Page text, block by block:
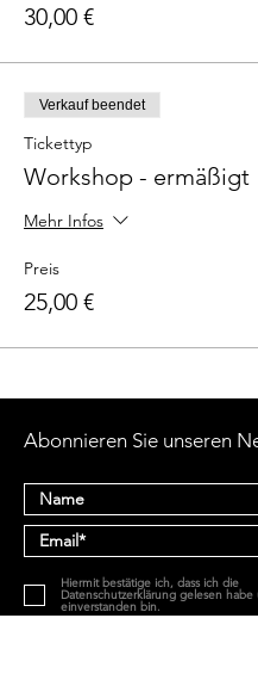
30,00 €
Verkauf beendet
Tickettyp
Workshop - ermäßigt
Mehr Infos
Preis
25,00 €
Abonnieren Sie unseren
Hiermit bestätige ich, dass ich die
Datenschutzerklärung gelesen
einverstanden bin.